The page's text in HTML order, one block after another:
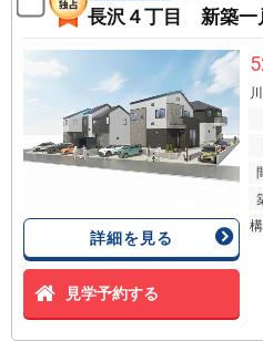
長沢４丁目 新築一
詳細を見る
見学予約する